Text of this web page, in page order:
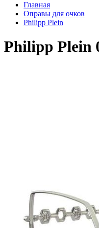
Главная
Оправы для очков
Philipp Plein
Philipp Plein